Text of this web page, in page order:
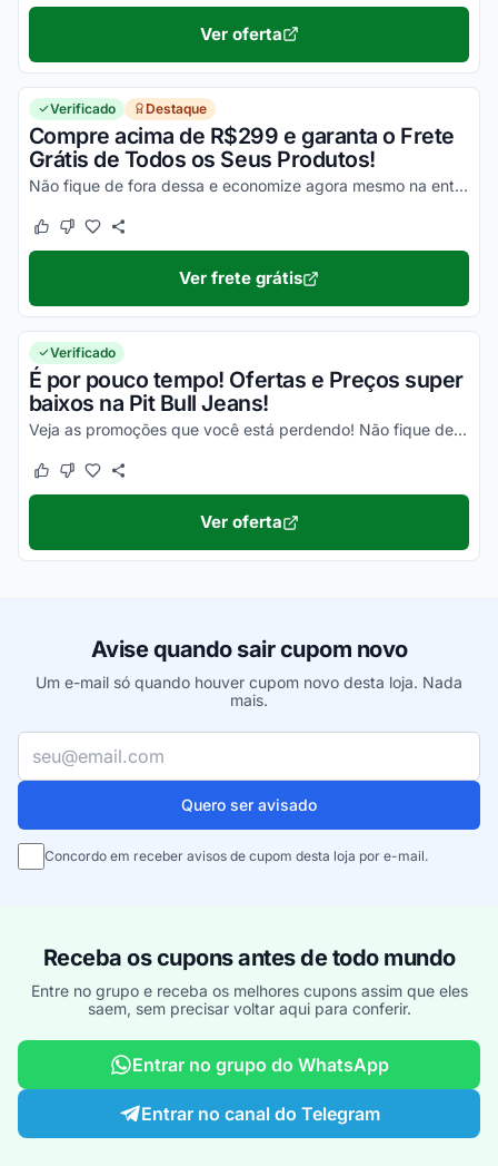
Ver oferta
Verificado Destaque
Compre acima de R$299 e garanta o Frete
Grátis de Todos os Seus Produtos!
Não fique de fora dessa e economize agora mesmo na entrega de todos os seus produtos!
Este cupom funcionou
Este cupom não funcionou
Ver frete grátis
Verificado
É por pouco tempo! Ofertas e Preços super
baixos na Pit Bull Jeans!
Veja as promoções que você está perdendo! Não fique de fora dessa e corra para garantir os preços baixos no site da Pit Bull Jeans!
Este cupom funcionou
Este cupom não funcionou
Ver oferta
Avise quando sair cupom novo
Um e-mail só quando houver cupom novo desta loja. Nada
mais.
Seu e-mail
Quero ser avisado
Concordo em receber avisos de cupom desta loja por e-mail.
Receba os cupons antes de todo mundo
Entre no grupo e receba os melhores cupons assim que eles
saem, sem precisar voltar aqui para conferir.
Entrar no grupo do WhatsApp
Entrar no canal do Telegram